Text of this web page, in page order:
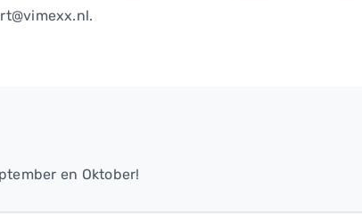
en Oktober!